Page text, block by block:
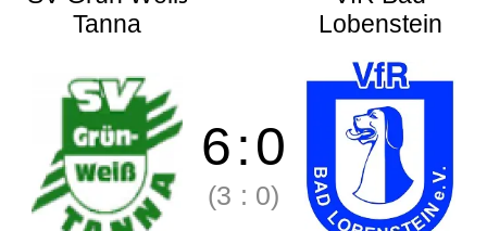
Tanna
Lobenstein
6:0
(3 : 0)